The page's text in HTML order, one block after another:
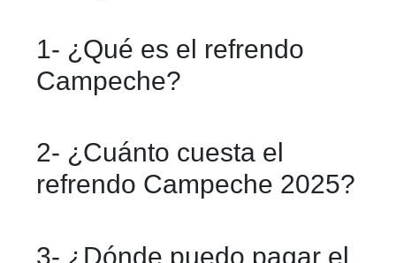
1- ¿Qué es el refrendo
Campeche?
anual obligatorio que deben realizar los
propietarios de vehículos en el estado
circulación, calcomanía y pagar el
2- ¿Cuánto cuesta el
refrendo Campeche 2025?
3- ¿Dónde puedo pagar el